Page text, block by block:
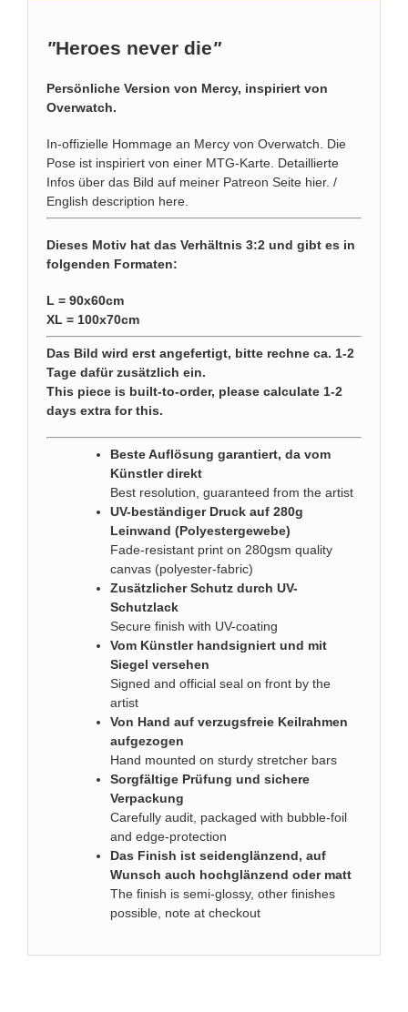
"Heroes never die"
Persönliche Version von Mercy, inspiriert von
Overwatch.
In-offizielle Hommage an Mercy von Overwatch. Die
Pose ist inspiriert von einer MTG-Karte . Detaillierte
Infos über das Bild auf meiner Patreon Seite hier. /
English description here
Dieses Motiv hat das Verhältnis 3:2 und gibt es in
folgenden Formaten:
L = 90x60cm
XL = 100x70cm
Das Bild wird erst angefertigt, bitte rechne ca. 1-2
Tage dafür zusätzlich ein.
This piece is built-to-order, please calculate 1-2
days extra for this.
Beste Auflösung garantiert, da vom
Künstler direkt
Best resolution, guaranteed from the artist
UV-beständiger Druck auf 280g
Leinwand (Polyestergewebe)
Fade-resistant print on 280gsm quality
canvas (polyester-fabric)
Zusätzlicher Schutz durch UV-
Schutzlack
Secure finish with UV-coating
Vom Künstler handsigniert und mit
Siegel versehen
Signed and official seal on front by the
artist
Von Hand auf verzugsfreie Keilrahmen
aufgezogen
Hand mounted on sturdy stretcher bars
Sorgfältige Prüfung und sichere
Verpackung
Carefully audit, packaged with bubble-foil
and edge-protection
Das Finish ist seidenglänzend, auf
Wunsch auch hochglänzend oder matt
The finish is semi-glossy, other finishes
possible, note at checkout